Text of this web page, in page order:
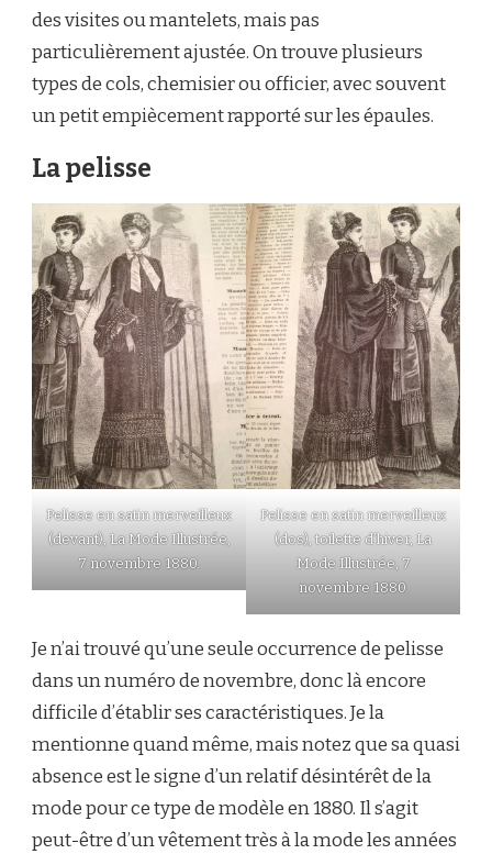
des visites ou mantelets, mais pas
particulièrement ajustée. On trouve plusieurs
types de cols, chemisier ou officier, avec souvent
un petit empiècement rapporté sur les épaules.
La pelisse
Pelisse en satin merveilleux
(devant), La Mode Illustrée,
7 novembre 1880.
Pelisse en satin merveilleux
(dos), toilette d’hiver, La
Mode Illustrée, 7
novembre 1880.
Je n’ai trouvé qu’une seule occurrence de pelisse
dans un numéro de novembre, donc là encore
difficile d’établir ses caractéristiques. Je la
mentionne quand même, mais notez que sa quasi
absence est le signe d’un relatif désintérêt de la
mode pour ce type de modèle en 1880. Il s’agit
peut-être d’un vêtement très à la mode les années